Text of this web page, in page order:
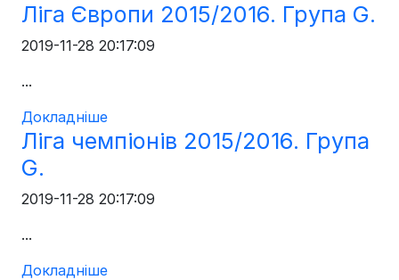
Ліга Європи 2015/2016. Група G.
2019-11-28 20:17:09
...
Докладніше
Ліга чемпіонів 2015/2016. Група
G.
2019-11-28 20:17:09
...
Докладніше